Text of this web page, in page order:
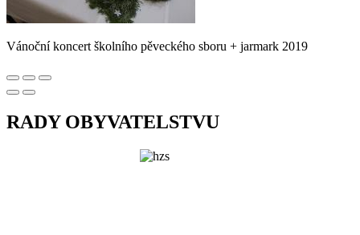
Vánoční koncert školního pěveckého sboru + jarmark 2019
RADY OBYVATELSTVU